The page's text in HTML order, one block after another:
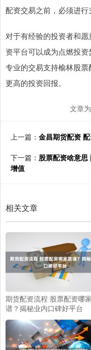
配资交易之前，必须进行
对于有经验的投资者和
资平台可以成为点燃投
专业的交易支持榆林股
更高的投资回报。
文章
上一篇： 金昌期货配资
下一篇： 股票配资啥意思
增值
相关文章
期货配资流程 股票配资哪
谱？揭秘业内口碑好平台